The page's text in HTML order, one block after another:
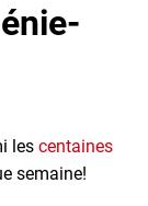
les centaines
semaine!